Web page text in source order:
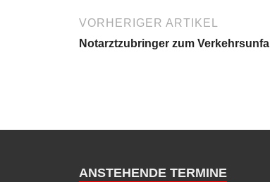
VORHERIGER ARTIKEL
Notarztzubringer zum Verkehrsunfall
ANSTEHENDE TERMINE